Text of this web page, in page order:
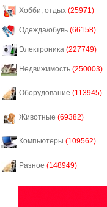
Хобби, отдых (25971)
Одежда/обувь (66158)
Электроника (227749)
Недвижимость (250003)
Оборудование (113945)
Животные (69382)
Компьютеры (109562)
Разное (148949)